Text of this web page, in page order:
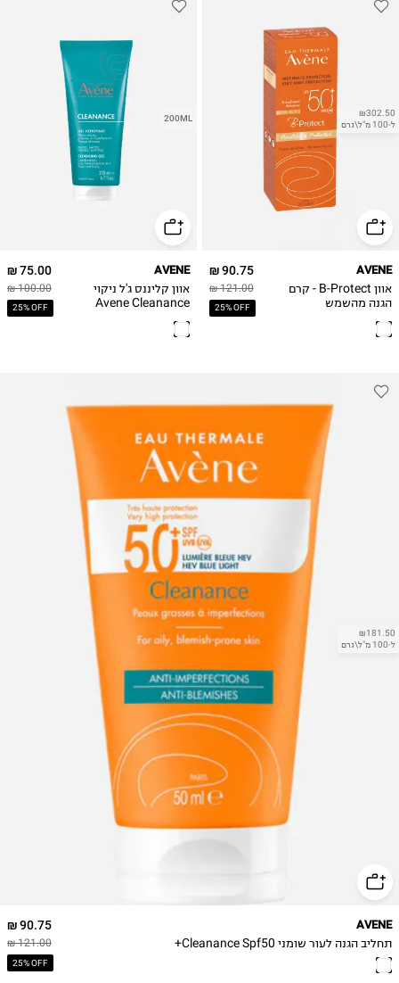
₪302.50
ל-100 מ"ל\גרם
90.75 ₪
121.00 ₪
25% OFF
AVENE
אוון B-Protect - קרם
הגנה מהשמש
AVENE B
200ML
75.00 ₪
100.00 ₪
25% OFF
AVENE
אוון קליננס ג'ל ניקוי
Avene Cleanance
ml
₪181.50
ל-100 מ"ל\גרם
90.75 ₪
121.00 ₪
25% OFF
AVENE
תחליב הגנה לעור שומני Cleanance Spf50+